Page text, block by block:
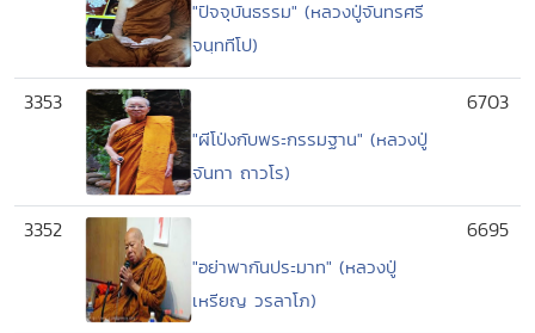
"ปัจจุบันธรรม" (หลวงปู่จันทรศรี
จนฺททีโป)
3353
"ผีโป่งกับพระกรรมฐาน" (หลวงปู่
จันทา ถาวโร)
6703
3352
"อย่าพากันประมาท" (หลวงปู่
เหรียญ วรลาโภ)
6695